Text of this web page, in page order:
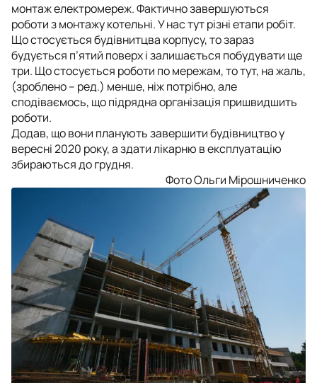
монтаж електромереж. Фактично завершуються
роботи з монтажу котельні. У нас тут різні етапи робіт.
Що стосується будівнитцва корпусу, то зараз
будується п’ятий поверх і залишається побудувати ще
три. Що стосується роботи по мережам, то тут, на жаль,
(зроблено – ред.) менше, ніж потрібно, але
сподіваємось, що підрядна організація пришвидшить
роботи.
Додав, що вони планують завершити будівництво у
вересні 2020 року, а здати лікарню в експлуатацію
збираються до грудня.
Фото Ольги Мірошниченко